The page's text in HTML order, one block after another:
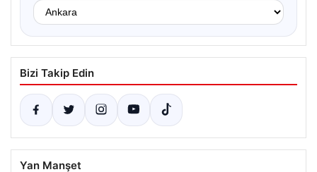
Bizi Takip Edin
Yan Manşet